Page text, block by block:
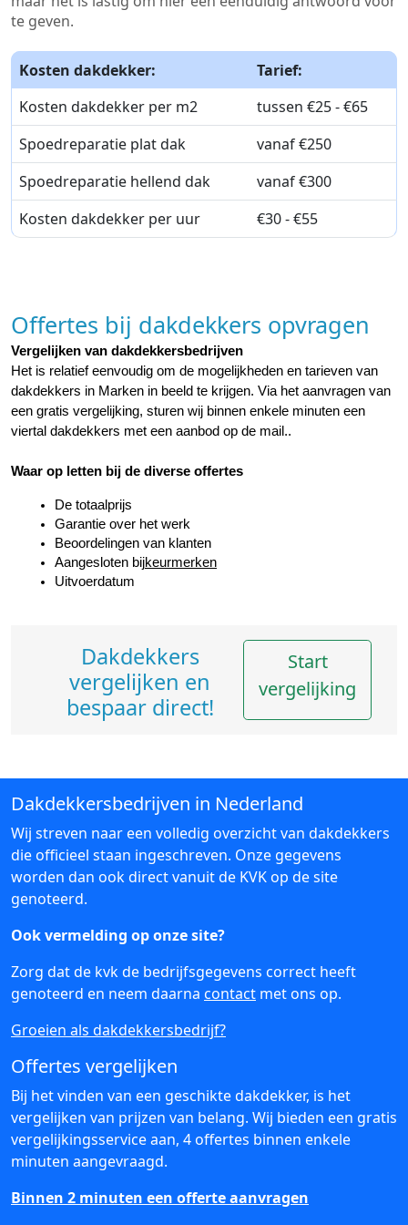
te geven.
Kosten dakdekker:
Tarief:
Kosten dakdekker per m2
tussen €25 - €65
Spoedreparatie plat dak
vanaf €250
Spoedreparatie hellend dak
vanaf €300
Kosten dakdekker per uur
€30 - €55
Offertes bij dakdekkers opvragen
Vergelijken van dakdekkersbedrijven
Het is relatief eenvoudig om de mogelijkheden en tarieven van
dakdekkers in Marken in beeld te krijgen. Via het aanvragen van
een gratis vergelijking, sturen wij binnen enkele minuten een
viertal dakdekkers met een aanbod op de mail..
Waar op letten bij de diverse offertes
De totaalprijs
Garantie over het werk
Beoordelingen van klanten
Aangesloten bijkeurmerken
Uitvoerdatum
Dakdekkers
vergelijken en
bespaar direct!
Start
vergelijking
Dakdekkersbedrijven in Nederland
Wij streven naar een volledig overzicht van dakdekkers
die officieel staan ingeschreven. Onze gegevens
worden dan ook direct vanuit de KVK op de site
genoteerd.
Ook vermelding op onze site?
Zorg dat de kvk de bedrijfsgegevens correct heeft
genoteerd en neem daarna contact met ons op.
Groeien als dakdekkersbedrijf?
Offertes vergelijken
Bij het vinden van een geschikte dakdekker, is het
vergelijken van prijzen van belang. Wij bieden een gratis
vergelijkingsservice aan, 4 offertes binnen enkele
minuten aangevraagd.
Binnen 2 minuten een offerte aanvragen